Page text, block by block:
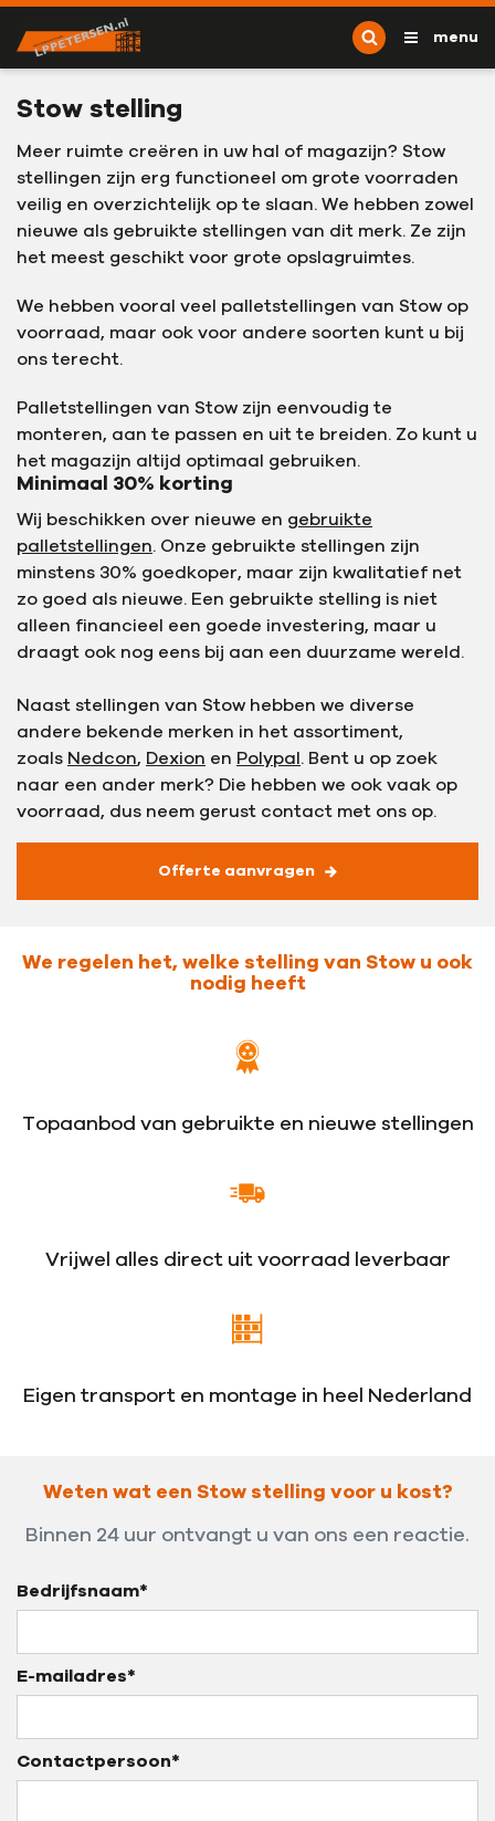
Ga naar content
L.P. Petersen
menu
Stow stelling
Meer ruimte creëren in uw hal of magazijn? Stow
stellingen zijn erg functioneel om grote voorraden
veilig en overzichtelijk op te slaan. We hebben zowel
nieuwe als gebruikte stellingen van dit merk. Ze zijn
het meest geschikt voor grote opslagruimtes.
We hebben vooral veel palletstellingen van Stow op
voorraad, maar ook voor andere soorten kunt u bij
ons terecht.
Palletstellingen van Stow zijn eenvoudig te
monteren, aan te passen en uit te breiden. Zo kunt u
het magazijn altijd optimaal gebruiken.
Minimaal 30% korting
Wij beschikken over nieuwe en gebruikte
palletstellingen. Onze gebruikte stellingen zijn
minstens 30% goedkoper, maar zijn kwalitatief net
zo goed als nieuwe. Een gebruikte stelling is niet
alleen financieel een goede investering, maar u
draagt ook nog eens bij aan een duurzame wereld.
Naast stellingen van Stow hebben we diverse
andere bekende merken in het assortiment,
zoals Nedcon, Dexion en Polypal . Bent u op zoek
naar een ander merk? Die hebben we ook vaak op
voorraad, dus neem gerust contact met ons op.
Offerte aanvragen
We regelen het, welke stelling van Stow u ook
nodig heeft
Topaanbod van gebruikte en nieuwe stellingen
Vrijwel alles direct uit voorraad leverbaar
Eigen transport en montage in heel Nederland
Weten wat een Stow stelling voor u kost?
Binnen 24 uur ontvangt u van ons een reactie.
Bedrijfsnaam*
E-mailadres*
Contactpersoon*